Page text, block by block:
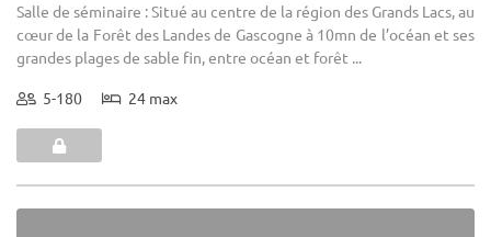
Salle de séminaire : Situé au centre de la région des Grands Lacs, au
cœur de la Forêt des Landes de Gascogne à 10mn de l’océan et ses
grandes plages de sable fin, entre océan et forêt ...
5-180 24 max